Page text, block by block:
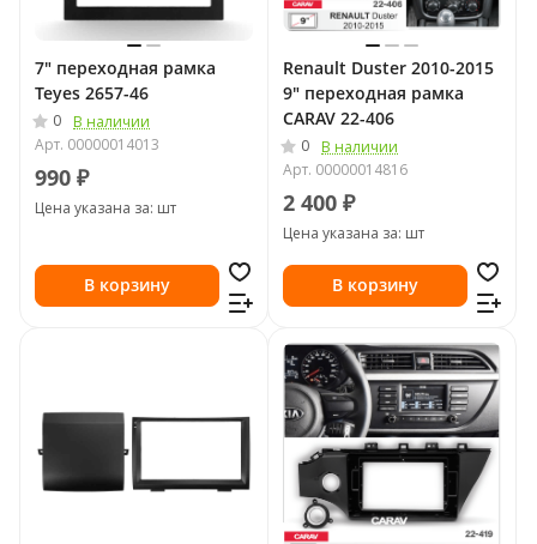
7" переходная рамка
Teyes 2657-46
0
В наличии
Арт. 00000014013
990 ₽
Цена указана за: шт
В корзину
Renault Duster 2010-2015
9" переходная рамка
CARAV 22-406
0
В наличии
Арт. 00000014816
2 400 ₽
Цена указана за: шт
В корзину